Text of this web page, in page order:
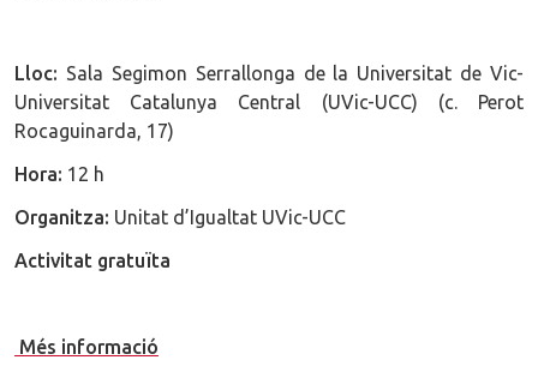
Lloc: Sala Segimon Serrallonga de la Universitat de Vic-
Universitat Catalunya Central (UVic-UCC) (c. Perot
Rocaguinarda, 17)
Hora: 12 h
Organitza: Unitat d’Igualtat UVic-UCC
Activitat gratuïta
Més informació